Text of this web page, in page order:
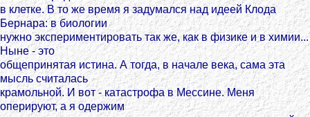
в клетке. В то же время я задумался над идеей Клода
Бернара: в биологии
нужно экспериментировать так же, как в физике и в химии...
Ныне - это
общепринятая истина. А тогда, в начале века, сама эта
мысль считалась
крамольной. И вот - катастрофа в Мессине. Меня
оперируют, а я одержим